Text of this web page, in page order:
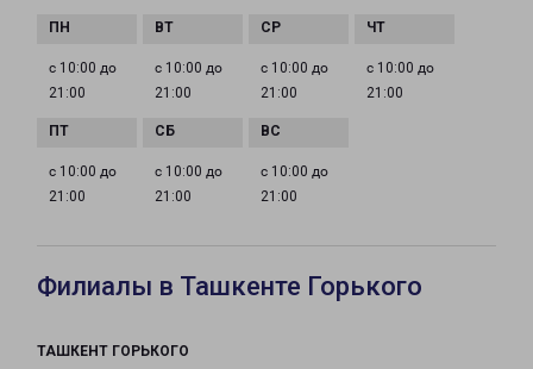
с 10:00 до
21:00
с 10:00 до
21:00
с 10:00 до
21:00
с 10:00 до
21:00
с 10:00 до
21:00
с 10:00 до
21:00
с 10:00 до
21:00
Филиалы в Ташкенте Горького
ТАШКЕНТ ГОРЬКОГО